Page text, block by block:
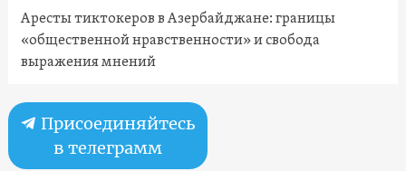
Аресты тиктокеров в Азербайджане: границы
«общественной нравственности» и свобода
выражения мнений
Присоединяйтесь
в телеграмм